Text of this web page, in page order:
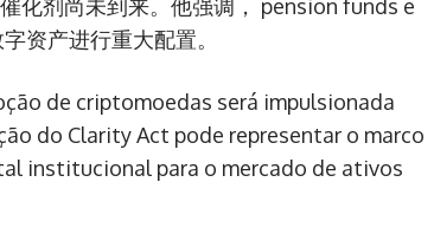
化剂尚未到来。他强调， pension funds e
资产进行重大配置。
de criptomoedas será impulsionada
do Clarity Act pode representar o marco
institucional para o mercado de ativos